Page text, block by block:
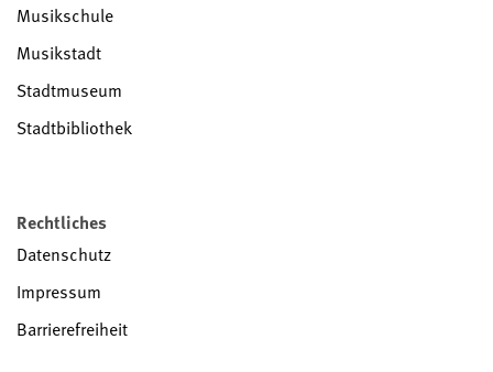
Musikschule
Musikstadt
Stadtmuseum
Stadtbibliothek
Rechtliches
Datenschutz
Impressum
Barrierefreiheit